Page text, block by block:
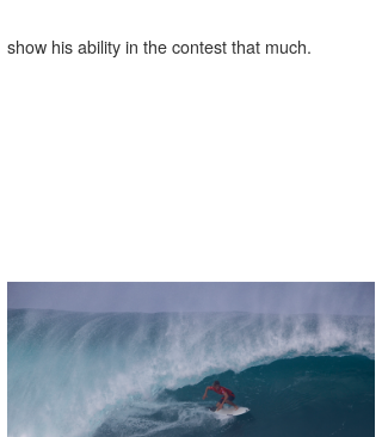
show his ability in the contest that much.